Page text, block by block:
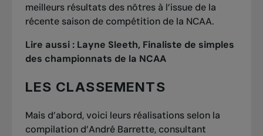
meilleurs résultats des nôtres à l’issue de la
récente saison de compétition de la NCAA.
Lire aussi : Layne Sleeth, Finaliste de simples
des championnats de la NCAA
LES CLASSEMENTS
Mais d’abord, voici leurs réalisations selon la
compilation d’André Barrette, consultant